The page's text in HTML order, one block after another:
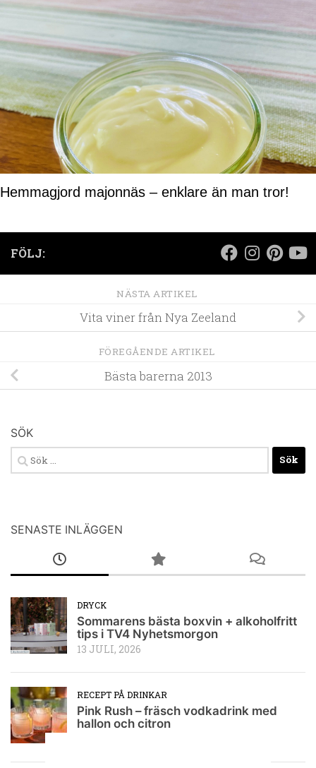
Hemmagjord majonnäs – enklare än man tror!
FÖLJ:
NÄSTA ARTIKEL
Vita viner från Nya Zeeland
FÖREGÅENDE ARTIKEL
Bästa barerna 2013
SÖK
Sök
efter:
SENASTE INLÄGGEN
DRYCK
Sommarens bästa boxvin + alkoholfritt
tips i TV4 Nyhetsmorgon
13 JULI, 2026
RECEPT PÅ DRINKAR
Pink Rush – fräsch vodkadrink med
hallon och citron